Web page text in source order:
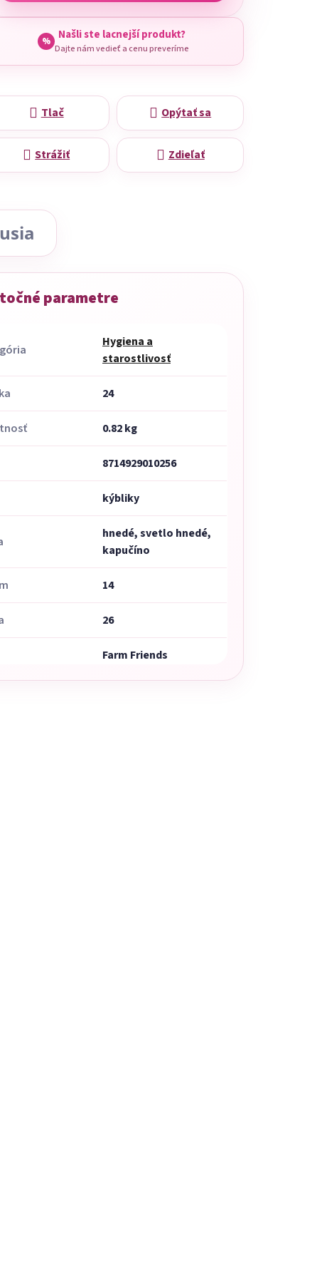
% Našli ste lacnejší produkt?
Dajte nám vedieť a cenu preveríme
Tlač Opýtať sa
Strážiť Zdieľať
parametre
Hygiena a
starostlivosť
24
0.82 kg
8714929010256
kýbliky
hnedé, svetlo hnedé,
kapučíno
14
26
Farm Friends